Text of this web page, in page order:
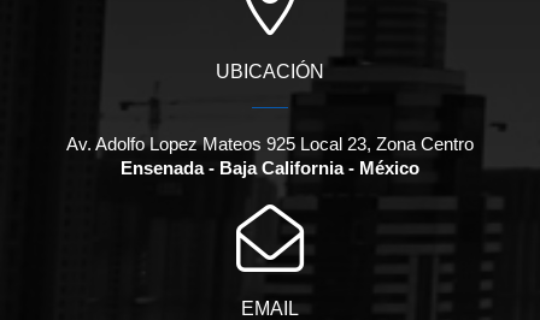
UBICACIÓN
Av. Adolfo Lopez Mateos 925 Local 23, Zona Centro
Ensenada - Baja California - México
EMAIL